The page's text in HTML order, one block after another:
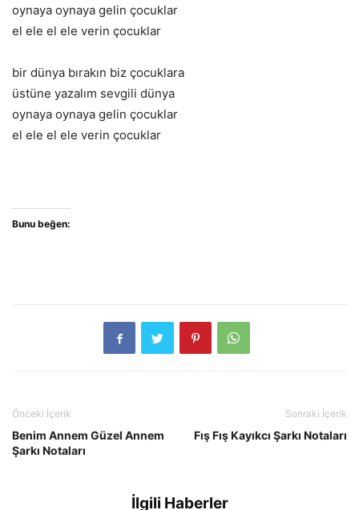
oynaya oynaya gelin çocuklar
el ele el ele verin çocuklar
bir dünya bırakın biz çocuklara
üstüne yazalım sevgili dünya
oynaya oynaya gelin çocuklar
el ele el ele verin çocuklar
Bunu beğen:
Önceki İçerik
Benim Annem Güzel Annem
Şarkı Notaları
Sonraki İçerik
Fış Fış Kayıkcı Şarkı Notaları
İlgili Haberler